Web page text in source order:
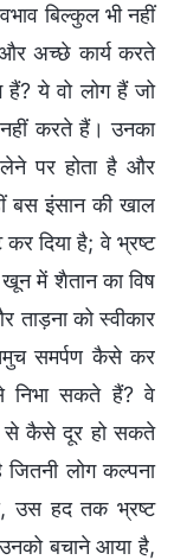
बिल्कुल भी नहीं
अच्छे कार्य करते
ये वो लोग हैं जो
करते हैं। उनका
पर होता है और
बस इंसान की खाल
दिया है; वे भ्रष्ट
में शैतान का विष
को स्वीकार
समर्पण कैसे कर
निभा सकते हैं? वे
से कैसे दूर हो सकते
लोग कल्पना
उस हद तक भ्रष्ट
बचाने आया है,